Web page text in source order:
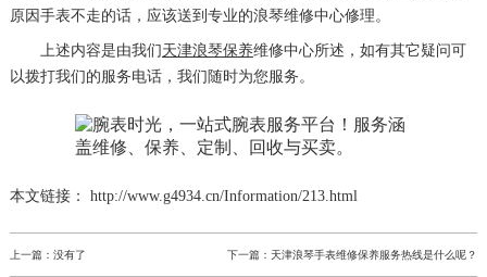
原因手表不走的话，应该送到专业的浪琴维修中心修理。
上述内容是由我们 天津浪琴保养维修中心所述，如有其它疑问可
以拨打我们的服务电话，我们随时为您服务。
本文链接： http://www.g4934.cn/Information/213.html
上一篇：没有了 下一篇：天津浪琴手表维修保养服务热线是什么呢？